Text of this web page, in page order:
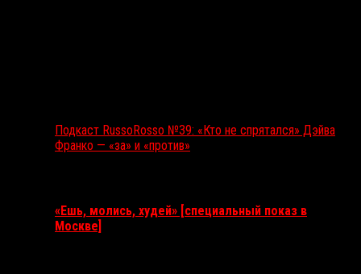
Подкаст RussoRosso №39: «Кто не спрятался» Дэйва
Франко — «за» и «против»
«Ешь, молись, худей» [специальный показ в
Москве]